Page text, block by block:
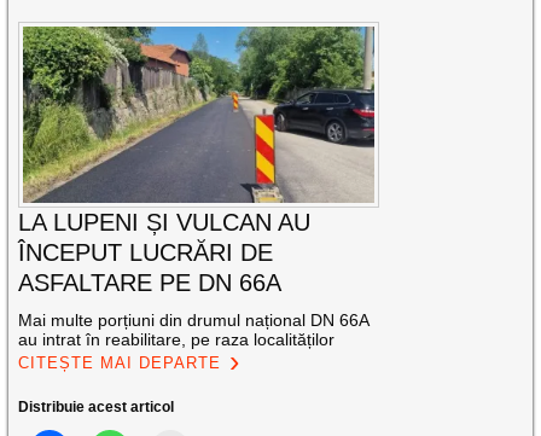
LA LUPENI ȘI VULCAN AU
ÎNCEPUT LUCRĂRI DE
ASFALTARE PE DN 66A
Mai multe porțiuni din drumul național DN 66A
au intrat în reabilitare, pe raza localităților
CITEȘTE MAI DEPARTE
Distribuie acest articol